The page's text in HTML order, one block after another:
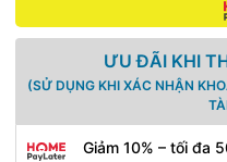
ƯU ĐÃI KHI
(SỬ DỤNG KHI XÁC NHẬN
Giảm 10% – tối đa